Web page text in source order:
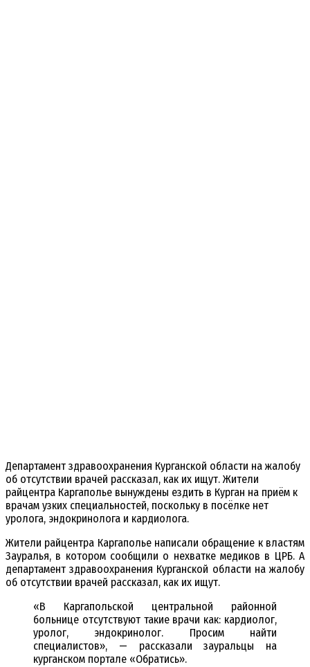
Департамент здравоохранения Курганской области на жалобу
об отсутствии врачей рассказал, как их ищут. Жители
райцентра Каргаполье вынуждены ездить в Курган на приём к
врачам узких специальностей, поскольку в посёлке нет
уролога, эндокринолога и кардиолога.
Жители райцентра Каргаполье написали обращение к властям
Зауралья, в котором сообщили о нехватке медиков в ЦРБ. А
департамент здравоохранения Курганской области на жалобу
об отсутствии врачей рассказал, как их ищут.
«В Каргапольской центральной районной
больнице отсутствуют такие врачи как: кардиолог,
уролог, эндокринолог. Просим найти
специалистов», — рассказали зауральцы на
курганском портале «Обратись».